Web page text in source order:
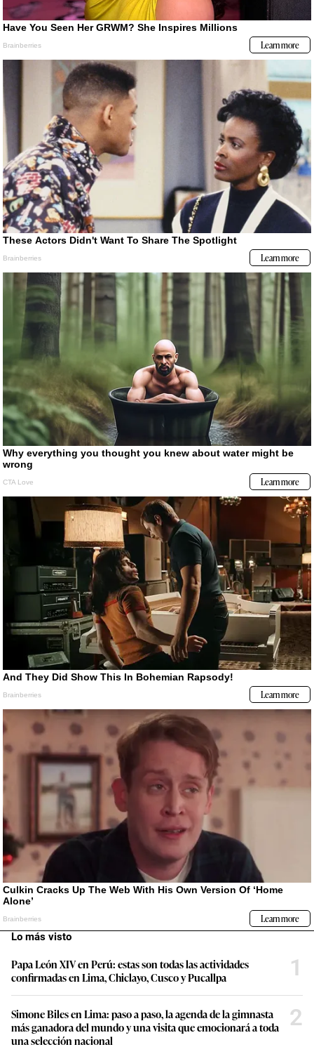
Lo más visto
Papa León XIV en Perú: estas son todas las actividades
confirmadas en Lima, Chiclayo, Cusco y Pucallpa
1
Simone Biles en Lima: paso a paso, la agenda de la gimnasta
más ganadora del mundo y una visita que emocionará a toda
una selección nacional
2